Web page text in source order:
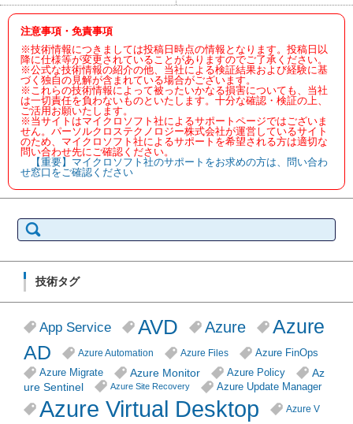
注意事項・免責事項
※技術情報につきましては投稿日時点の情報となります。投稿日以
降に仕様等が変更されていることがありますのでご了承ください。
※公式な技術情報の紹介の他、当社による検証結果および経験に基
づく独自の見解が含まれている場合がございます。
※これらの技術情報によって被ったいかなる損害についても、当社
は一切責任を負わないものといたします。十分な確認・検証の上、
ご活用お願いたします。
※当サイトはマイクロソフト社によるサポートページではございま
せん。パーソルクロステクノロジー株式会社が運営しているサイト
のため、マイクロソフト社によるサポートを希望される方は適切な
問い合わせ先にご確認ください。
【重要】マイクロソフト社のサポートをお求めの方は、問い合わ
せ窓口をご確認ください
索:
技術タグ
App Service AVD Azure
Azure
AD
Azure Automation Azure Files
Azure FinOps
Azure Migrate
Azure Monitor Azure Policy
Az
ure Sentinel
Azure Site Recovery Azure Update Manager
Azure Virtual Desktop Azure V